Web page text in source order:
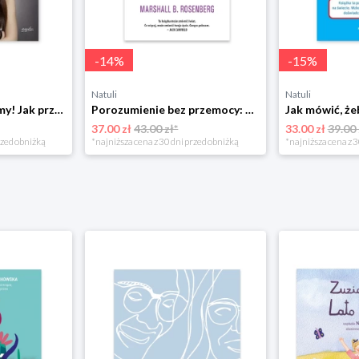
Już się nie rozumiemy! Jak przeżyć czas trzaskających drzwi Esprit
obniżką
-14%
Natuli
Porozumienie bez przemocy: o języku życia Czarna owca
37.00 zł43.00 zł*
*najniższa cena z 30 dni przed obniżką
-15%
Natuli
33.00 zł39.00
*najniższa cena z